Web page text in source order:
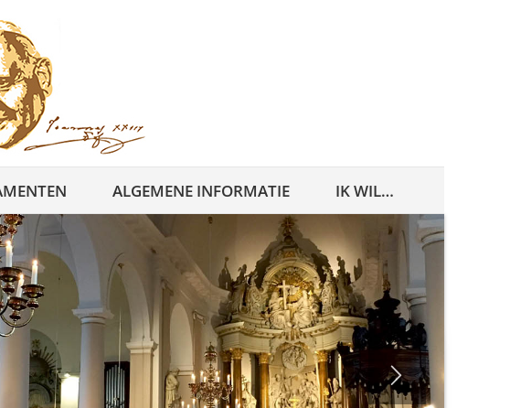
ALGEMENE INFORMATIE IK WIL…